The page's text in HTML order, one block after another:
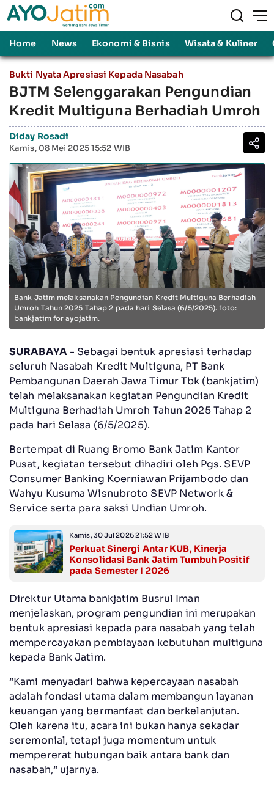
Home News Ekonomi & Bisnis Wisata & Kuliner
Bukti Nyata Apresiasi Kepada Nasabah
BJTM Selenggarakan Pengundian
Kredit Multiguna Berhadiah Umroh
Diday Rosadi
Kamis, 08 Mei 2025 15:52 WIB
Bank Jatim melaksanakan Pengundian Kredit Multiguna Berhadiah
Umroh Tahun 2025 Tahap 2 pada hari Selasa (6/5/2025). foto:
bankjatim for ayojatim.
SURABAYA- Sebagai bentuk apresiasi terhadap
seluruh Nasabah Kredit Multiguna, PT Bank
Pembangunan Daerah Jawa Timur Tbk (bankjatim)
telah melaksanakan kegiatan Pengundian Kredit
Multiguna Berhadiah Umroh Tahun 2025 Tahap 2
pada hari Selasa (6/5/2025).
Bertempat di Ruang Bromo Bank Jatim Kantor
Pusat, kegiatan tersebut dihadiri oleh Pgs. SEVP
Consumer Banking Koerniawan Prijambodo dan
Wahyu Kusuma Wisnubroto SEVP Network &
Service serta para saksi Undian Umroh.
Kamis, 30 Jul 2026 21:52 WIB
Perkuat Sinergi Antar KUB, Kinerja
Konsolidasi Bank Jatim Tumbuh Positif
pada Semester I 2026
Direktur Utama bankjatim Busrul Iman
menjelaskan, program pengundian ini merupakan
bentuk apresiasi kepada para nasabah yang telah
mempercayakan pembiayaan kebutuhan multiguna
kepada Bank Jatim.
”Kami menyadari bahwa kepercayaan nasabah
adalah fondasi utama dalam membangun layanan
keuangan yang bermanfaat dan berkelanjutan.
Oleh karena itu, acara ini bukan hanya sekadar
seremonial, tetapi juga momentum untuk
mempererat hubungan baik antara bank dan
nasabah,” ujarnya.